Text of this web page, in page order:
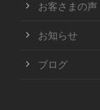
お客さまの声
お知らせ
ブログ